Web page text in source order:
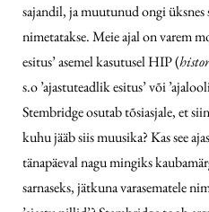
sajandil, ja muutunud ongi üksnes
nimetatakse. Meie ajal on varem
esitus’ asemel kasutusel HIP (
s.o ’ajastuteadlik esitus’ või
Stembridge osutab tõsiasjale, et
kuhu jääb siis muusika? Kas see
tänapäeval nagu mingiks
sarnaseks, jätkuna varasematele